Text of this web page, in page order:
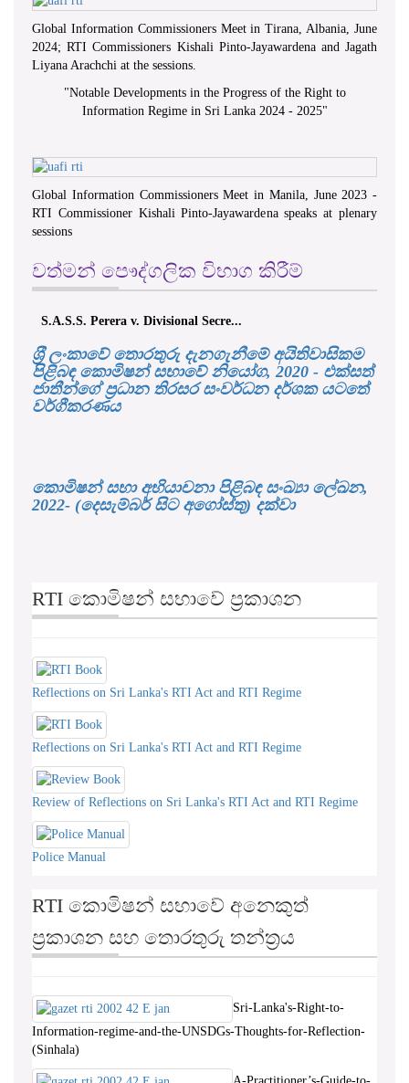
Global Information Commissioners Meet in Tirana, Albania, June
2024; RTI Commissioners Kishali Pinto-Jayawardena and Jagath
Liyana Arachchi at the sessions.
"Notable Developments in the Progress of the Right to
Information Regime in Sri Lanka 2024 - 2025"
Global Information Commissioners Meet in Manila, June 2023 -
RTI Commissioner Kishali Pinto-Jayawardena speaks at plenary
sessions
වත්මන් පෞද්ගලික විභාග කිරීම්
S.A.S.S. Perera v. Divisional Secre...
ශ‍්‍රී ලංකාවේ තොරතුරු දැනගැනීමේ අයිතිවාසිකම
පිළිබඳ කොමිෂන් සභාවේ නියෝග, 2020 - එක්සත්
ජාතීන්ගේ ප්‍රධාන තිරසර සංවර්ධන දර්ශක යටතේ
වර්ගීකරණය
කොමිෂන් සභා අභියාචනා පිළිබඳ සංඛ්‍යා ලේඛන,
2022- (දෙසැම්බර් සිට අගෝස්තු) දක්වා
RTI කොමිෂන් සභාවේ ප්‍රකාශන
Reflections on Sri Lanka's RTI Act and RTI Regime
Reflections on Sri Lanka's RTI Act and RTI Regime
Review of Reflections on Sri Lanka's RTI Act and RTI Regime
Police Manual
RTI කොමිෂන් සභාවේ අනෙකුත්
ප්‍රකාශන සහ තොරතුරු තන්ත්‍රය
Sri-Lanka's-Right-to-
Information-regime-and-the-UNSDGs-Thoughts-for-Reflection-
(Sinhala)